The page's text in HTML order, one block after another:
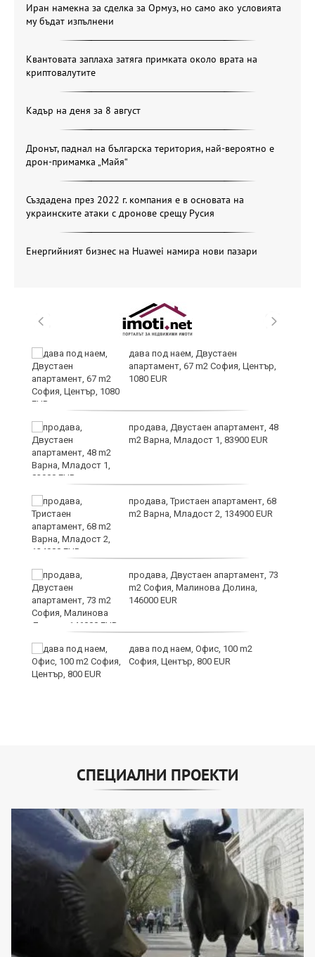
Иран намекна за сделка за Ормуз, но само ако условията
му бъдат изпълнени
Квантовата заплаха затяга примката около врата на
криптовалутите
Кадър на деня за 8 август
Дронът, паднал на българска територия, най-вероятно е
дрон-примамка „Майя“
Създадена през 2022 г. компания е в основата на
украинските атаки с дронове срещу Русия
Енергийният бизнес на Huawei намира нови пазари
дава под наем, Двустаен
апартамент, 67 m2 София, Център,
1080 EUR
продава, Двустаен апартамент, 48
m2 Варна, Младост 1, 83900 EUR
продава, Тристаен апартамент, 68
m2 Варна, Младост 2, 134900 EUR
продава, Двустаен апартамент, 73
m2 София, Малинова Долина,
146000 EUR
дава под наем, Офис, 100 m2
София, Център, 800 EUR
СПЕЦИАЛНИ ПРОЕКТИ